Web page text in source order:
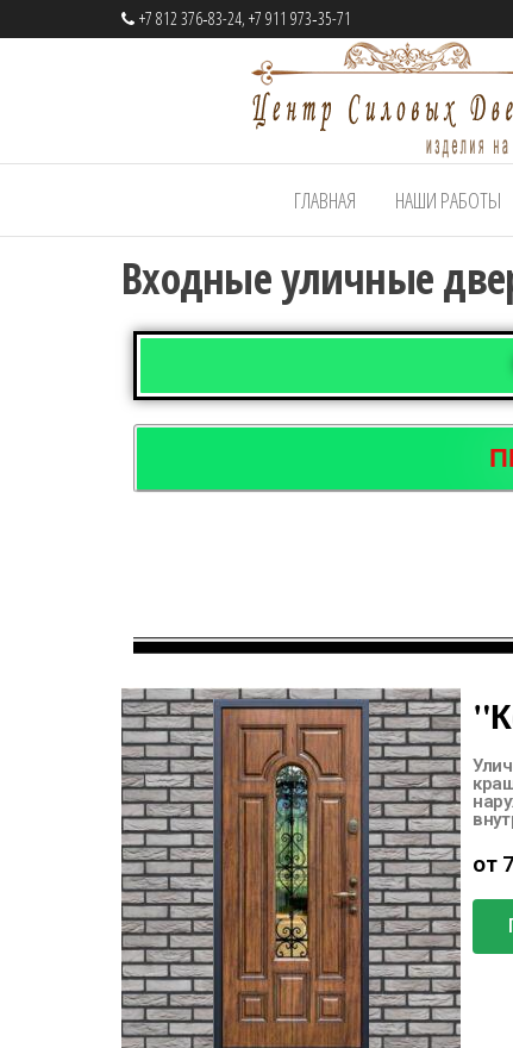
+7 812 376‑83-24, +7 911 973‑35-71
Силовых
Дверей
ГЛАВНАЯ НАШИ РАБОТЫ
Входные уличные
от